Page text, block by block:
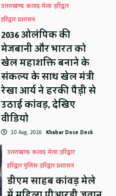
उत्तराखण्ड कावड़ मेला हरिद्वार
हरिद्वार प्रशासन
2036 ओलंपिक की
मेजबानी और भारत को
खेल महाशक्ति बनाने के
संकल्प के साथ खेल मंत्री
रेखा आर्य ने हरकी पैड़ी से
उठाई कांवड़, देखिए
वीडियो
10 Aug, 2026 Khabar Dose Desk
उत्तराखण्ड कावड़ मेला हरिद्वार
हरिद्वार पुलिस हरिद्वार प्रशासन
डीएम साहब कांवड़ मेले